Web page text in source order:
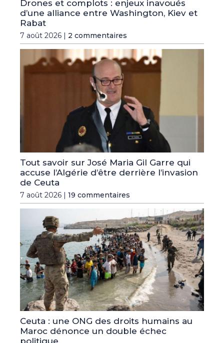
Drones et complots : enjeux inavoués
d’une alliance entre Washington, Kiev et
Rabat
7 août 2026 | 2 commentaires
Tout savoir sur José Maria Gil Garre qui
accuse l’Algérie d’être derrière l’invasion
de Ceuta
7 août 2026 | 19 commentaires
Ceuta : une ONG des droits humains au
Maroc dénonce un double échec
politique